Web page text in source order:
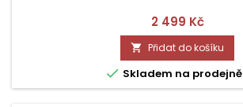
Cena
2 499 Kč
 Přidat do košíku
 Skladem na prodejně